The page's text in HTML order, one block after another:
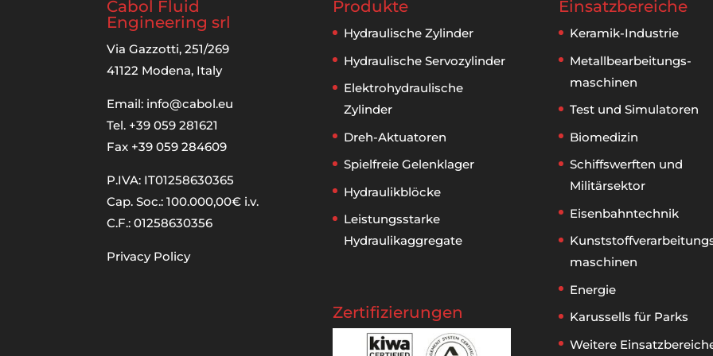
Cabol Fluid
Engineering srl
Via Gazzotti, 251/269
41122 Modena, Italy
Email: info@cabol.eu
Tel. +39 059 281621
Fax +39 059 284609
P.IVA: IT01258630365
Cap. Soc.: 100.000,00€ i.v.
C.F.: 01258630356
Privacy Policy
Produkte
Hydraulische Zylinder
Hydraulische Servozylinder
Elektrohydraulische
Zylinder
Dreh-Aktuatoren
Spielfreie Gelenklager
Hydraulikblöcke
Leistungsstarke
Hydraulikaggregate
Zertifizierungen
Einsatzbereiche
Keramik-Industrie
Metallbear­beitungs­
maschinen
Test und Simulatoren
Biomedizin
Schiffswerften und
Militärsektor
Eisenbahntechnik
maschinen
Energie
Karussells für Parks
Weitere